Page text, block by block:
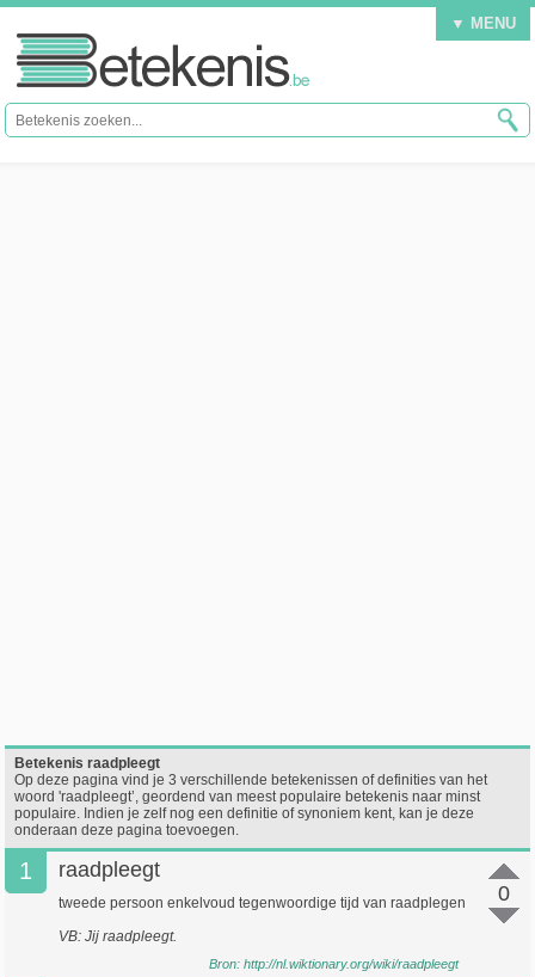
▼ MENU
Betekenis raadpleegt
Op deze pagina vind je 3 verschillende betekenissen of definities van het
woord 'raadpleegt’, geordend van meest populaire betekenis naar minst
populaire. Indien je zelf nog een definitie of synoniem kent, kan je deze
onderaan deze pagina toevoegen.
1
0
raadpleegt
tweede persoon enkelvoud tegenwoordige tijd van raadplegen
VB: Jij raadpleegt.
Bron: http://nl.wiktionary.org/wiki/raadpleegt